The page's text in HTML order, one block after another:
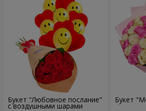
Букет "Любовное послание"
с воздушными шарами
Букет